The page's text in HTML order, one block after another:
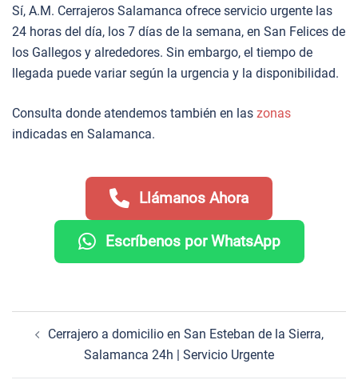
Sí, A.M. Cerrajeros Salamanca ofrece servicio urgente las
24 horas del día, los 7 días de la semana, en San Felices de
los Gallegos y alrededores. Sin embargo, el tiempo de
llegada puede variar según la urgencia y la disponibilidad.
Consulta donde atendemos también en las zonas
indicadas en Salamanca.
Llámanos Ahora
Escríbenos por WhatsApp
entradas
Cerrajero a domicilio en San Esteban de la Sierra,
Salamanca 24h | Servicio Urgente